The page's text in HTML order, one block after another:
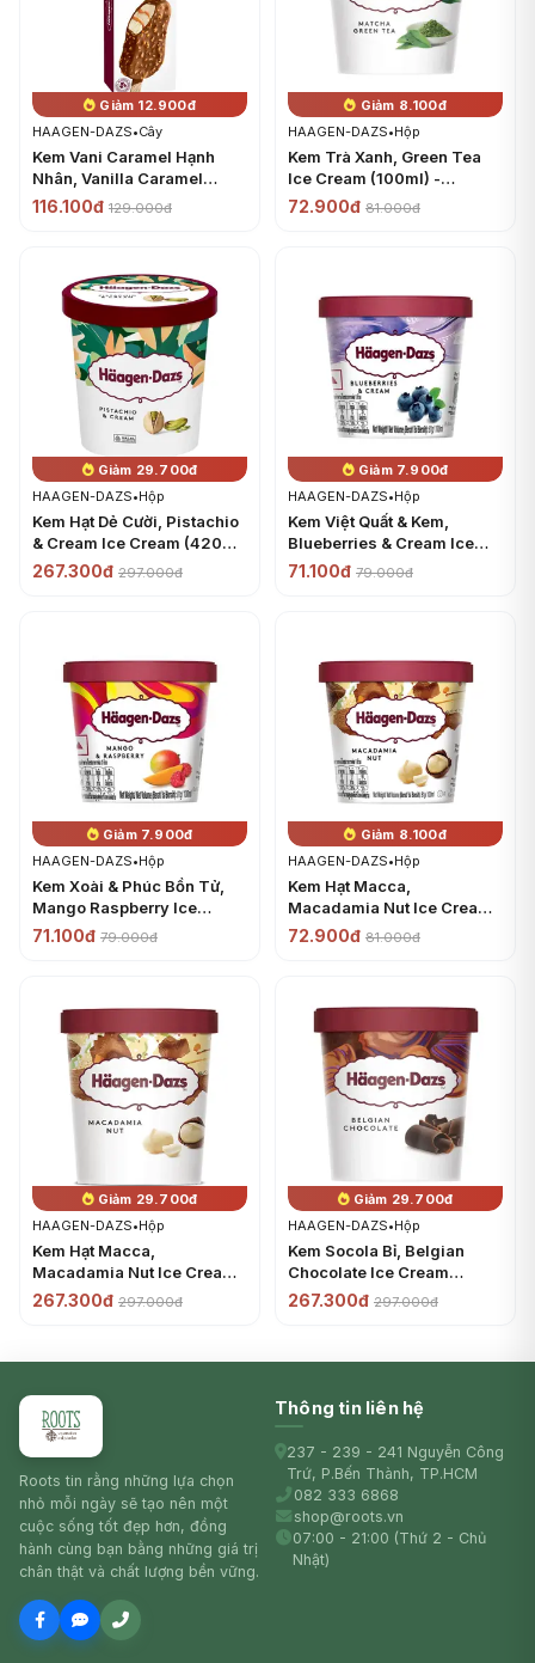
Giảm 12.900đ
HAAGEN-DAZS•Cây
Kem Vani Caramel Hạnh
Nhân, Vanilla Caramel
Almond Ice Cream Bar
116.100đ 129.000đ
Giảm 8.100đ
HAAGEN-DAZS•Hộp
Kem Trà Xanh, Green Tea
Ice Cream (100ml) -
HAAGEN-DAZS
72.900đ 81.000đ
Giảm 29.700đ
HAAGEN-DAZS•Hộp
Kem Hạt Dẻ Cười, Pistachio
& Cream Ice Cream (420ml)
- HAAGEN-DAZS
267.300đ 297.000đ
Giảm 7.900đ
HAAGEN-DAZS•Hộp
Kem Việt Quất & Kem,
Blueberries & Cream Ice
Cream (100ml) - HAAGEN-
71.100đ 79.000đ
Giảm 7.900đ
HAAGEN-DAZS•Hộp
Kem Xoài & Phúc Bồn Tử,
Mango Raspberry Ice
Cream (100ml) - HAAGEN-
71.100đ 79.000đ
Giảm 8.100đ
HAAGEN-DAZS•Hộp
Kem Hạt Macca,
Macadamia Nut Ice Cream
(100ml) - HAAGEN-DAZS
72.900đ 81.000đ
Giảm 29.700đ
HAAGEN-DAZS•Hộp
Kem Hạt Macca,
Macadamia Nut Ice Cream
(473ml) - HAAGEN-DAZS
267.300đ 297.000đ
Giảm 29.700đ
HAAGEN-DAZS•Hộp
Kem Socola Bỉ, Belgian
Chocolate Ice Cream
(473ml) - HAAGEN-DAZS
267.300đ 297.000đ
Roots tin rằng những lựa chọn
nhỏ mỗi ngày sẽ tạo nên một
cuộc sống tốt đẹp hơn, đồng
hành cùng bạn bằng những giá trị
chân thật và chất lượng bền vững.
Thông tin liên hệ
237 - 239 - 241 Nguyễn Công
Trứ, P.Bến Thành, TP.HCM
082 333 6868
shop@roots.vn
07:00 - 21:00 (Thứ 2 - Chủ
Nhật)